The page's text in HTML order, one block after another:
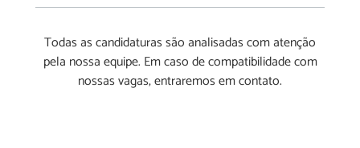
Todas as candidaturas são analisadas com atenção
pela nossa equipe. Em caso de compatibilidade com
nossas vagas, entraremos em contato.